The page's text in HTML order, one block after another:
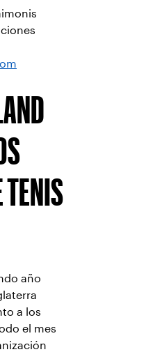
TENIS
año
a los
el mes